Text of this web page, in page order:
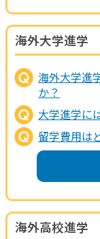
海外大学進学
海外大学進
か？
大学進学に
留学費用は
海外高校進学